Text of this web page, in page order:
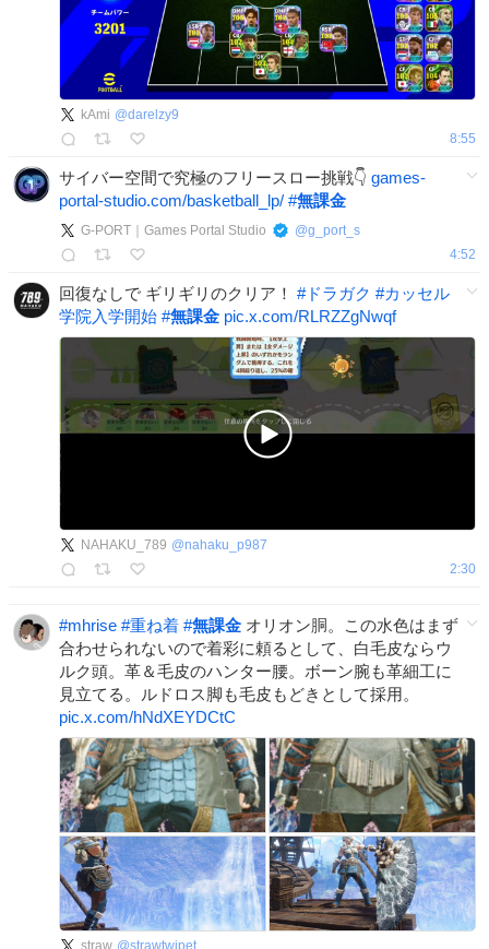
kAmi @darelzy9
8:55
サイバー空間で究極のフリースロー挑戦👇 games-
portal-studio.com/basketball_lp/ #無課金
G-PORT｜Games Portal Studio @g_port_s
4:52
回復なしで ギリギリのクリア！ #ドラガク #カッセル
学院入学開始 #無課金 pic.x.com/RLRZZgNwqf
NAHAKU_789 @nahaku_p987
2:30
#mhrise #重ね着 #無課金 オリオン胴。この水色はまず
合わせられないので着彩に頼るとして、白毛皮ならウ
ルク頭。革＆毛皮のハンター腰。ボーン腕も革細工に
見立てる。ルドロス脚も毛皮もどきとして採用。
pic.x.com/hNdXEYDCtC
straw @strawtwipet